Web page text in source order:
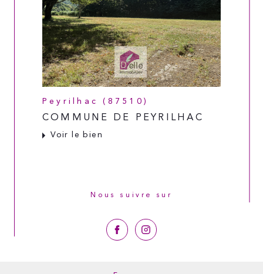
Peyrilhac (87510)
COMMUNE DE PEYRILHAC
Voir le bien
Nous suivre sur